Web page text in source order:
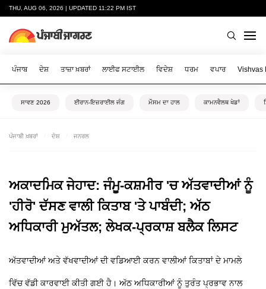
THU, AUG 06, 2026 | UPDATED 11:22 PM IST
ਪੰਜਾਬ ਦੇਸ਼ ਤਾਜ਼ਾ ਖ਼ਬਰਾਂ ਲਾਈਫ ਸਟਾਈਲ ਵਿਦੇਸ਼ ਧਰਮ ਵਪਾਰ Vishvas
ਸਾਵਣ 2026 ਈਰਾਨ-ਇਜ਼ਰਾਈਲ ਜੰਗ ਮੌਸਮ ਦਾ ਹਾਲ ਕਾਮਨਵੈਲਥ ਖੇਡਾਂ
ਪੰਜਾਬੀ ਖ਼ਬਰਾਂ ਦੇਸ਼ ਜਨਰਲ
ਅਕਾਦਮਿਕ ਜੇਹਾਦ: ਜੰਮੂ-ਕਸ਼ਮੀਰ 'ਚ ਅੱਤਵਾਦੀਆਂ ਨੂੰ
'ਹੀਰੋ' ਦੱਸਣ ਵਾਲੀ ਕਿਤਾਬ 'ਤੇ ਪਾਬੰਦੀ; ਅੱਠ
ਅਧਿਕਾਰੀ ਮੁਅੱਤਲ; ਲੇਖਕ-ਪ੍ਰਕਾਸ਼ ਬਲੈਕ ਲਿਸਟ
ਅੱਤਵਾਦੀਆਂ ਅਤੇ ਵੱਖਵਾਦੀਆਂ ਦੀ ਵਡਿਆਈ ਕਰਨ ਵਾਲੀਆਂ ਕਿਤਾਬਾਂ ਦੇ ਮਾਮਲੇ
ਵਿੱਚ ਵੱਡੀ ਕਾਰਵਾਈ ਕੀਤੀ ਗਈ ਹੈ। ਅੱਠ ਅਧਿਕਾਰੀਆਂ ਨੂੰ ਤੁਰੰਤ ਪ੍ਰਭਾਵ ਨਾਲ